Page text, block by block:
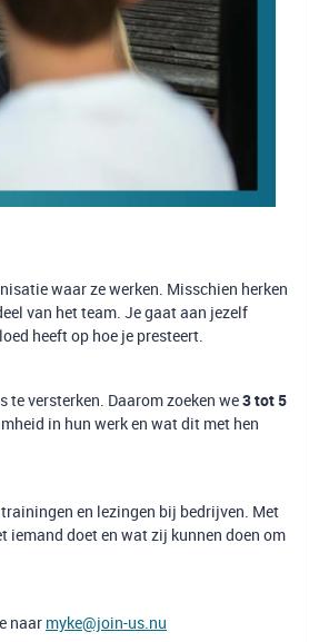
waar ze werken. Misschien herken
van het team. Je gaat aan jezelf
heeft op hoe je presteert.
versterken. Daarom zoeken we3 tot 5
in hun werk en wat dit met hen
en lezingen bij bedrijven. Met
iemand doet en wat zij kunnen doen om
naar myke@join-us.nu